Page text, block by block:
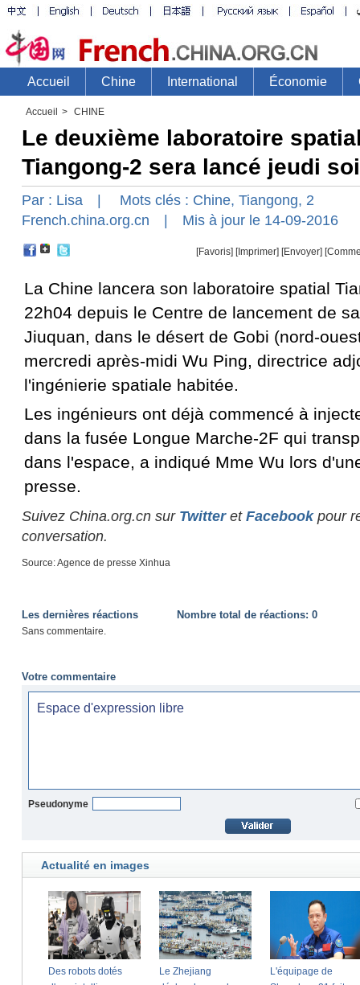
Accueil > CHINE
Le deuxième laboratoire
Tiangong-2 sera lancé jeudi
Par : Lisa | Mots clés : Chine, Tiangong, 2
French.china.org.cn | Mis à jour le 14-09-2016
[Favoris] [Imprimer] [Envoyer]
La Chine lancera son laboratoire spatial
22h04 depuis le Centre de lancement de
Jiuquan, dans le désert de Gobi (nord-
mercredi après-midi Wu Ping, directrice
l'ingénierie spatiale habitée.
Les ingénieurs ont déjà commencé à
dans la fusée Longue Marche-2F qui
dans l'espace, a indiqué Mme Wu lors
presse.
Suivez China.org.cn sur Twitteret Facebookpour
conversation.
Source: Agence de presse Xinhua
Les dernières réactions Nombre total de réactions: 0
Sans commentaire.
Votre commentaire
Pseudonyme